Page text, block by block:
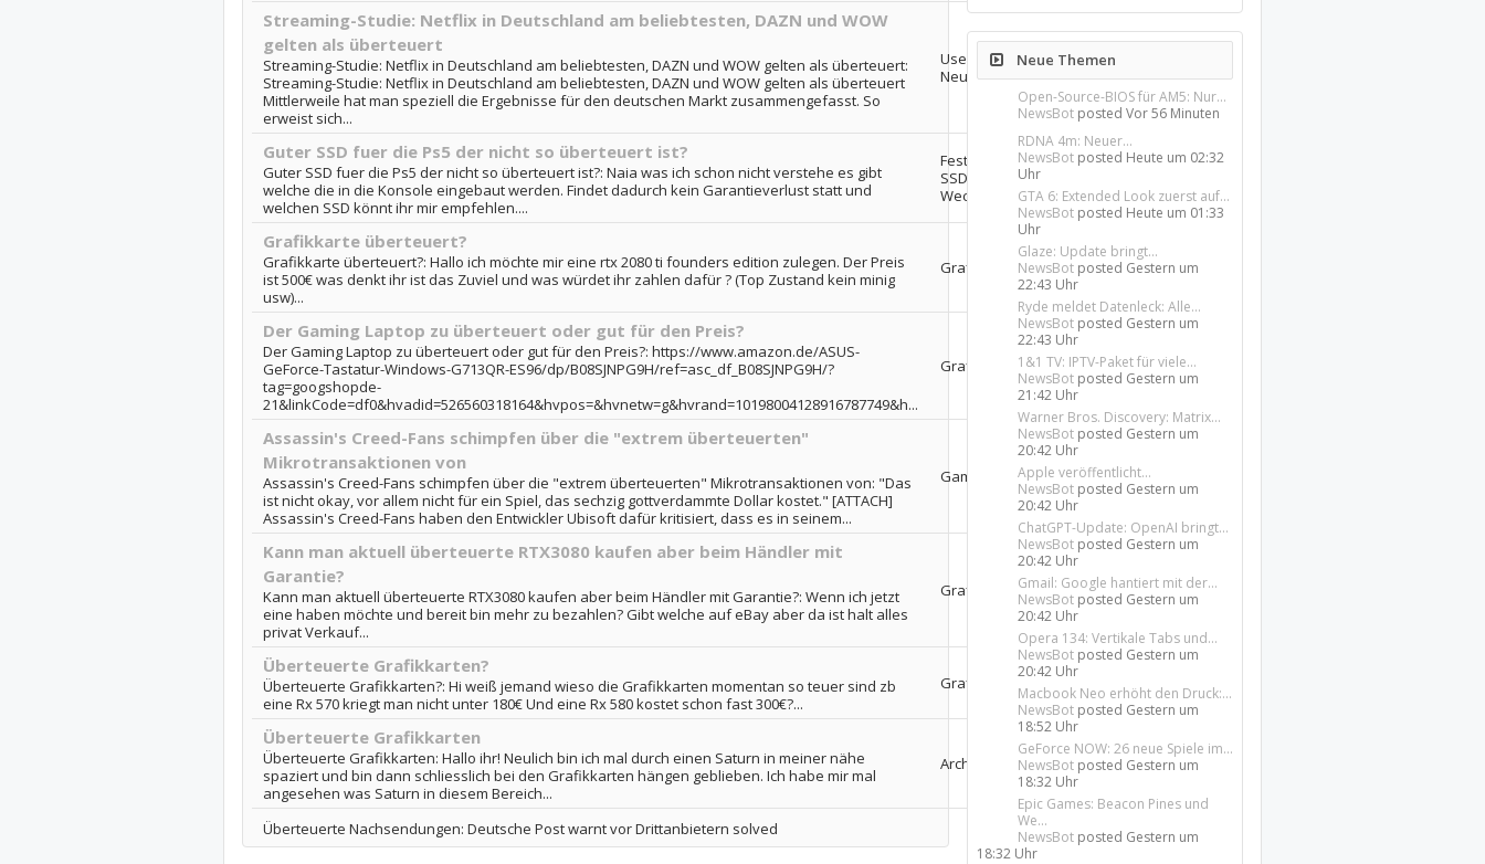
Streaming-Studie: Netflix in Deutschland am beliebtesten, DAZN und WOW
gelten als überteuert
Streaming-Studie: Netflix in Deutschland am beliebtesten, DAZN und WOW gelten als überteuert:
Streaming-Studie: Netflix in Deutschland am beliebtesten, DAZN und WOW gelten als überteuert
Mittlerweile hat man speziell die Ergebnisse für den deutschen Markt zusammengefasst. So
erweist sich...
User-
Neuigkeiten
9.
September
2023
Guter SSD fuer die Ps5 der nicht so überteuert ist?
Guter SSD fuer die Ps5 der nicht so überteuert ist?: Naia was ich schon nicht verstehe es gibt
welche die in die Konsole eingebaut werden. Findet dadurch kein Garantieverlust statt und
welchen SSD könnt ihr mir empfehlen....
Festplatten,
SSDs &
Wechselmedien
7. März
2023
Grafikkarte überteuert?
Grafikkarte überteuert?: Hallo ich möchte mir eine rtx 2080 ti founders edition zulegen. Der Preis
ist 500€ was denkt ihr ist das Zuviel und was würdet ihr zahlen dafür ? (Top Zustand kein minig
usw)...
Grafikkarten
22. April
2022
Der Gaming Laptop zu überteuert oder gut für den Preis?
Der Gaming Laptop zu überteuert oder gut für den Preis?: https://www.amazon.de/ASUS-
GeForce-Tastatur-Windows-G713QR-ES96/dp/B08SJNPG9H/ref=asc_df_B08SJNPG9H/?
tag=googshopde-
21&linkCode=df0&hvadid=526560318164&hvpos=&hvnetw=g&hvrand=10198004128916787749&h...
Grafikkarten
25. August
2021
Assassin's Creed-Fans schimpfen über die "extrem überteuerten"
Mikrotransaktionen von
Assassin's Creed-Fans schimpfen über die "extrem überteuerten" Mikrotransaktionen von: "Das
ist nicht okay, vor allem nicht für ein Spiel, das sechzig gottverdammte Dollar kostet." [ATTACH]
Assassin's Creed-Fans haben den Entwickler Ubisoft dafür kritisiert, dass es in seinem...
Games News
5. Februar
2021
Kann man aktuell überteuerte RTX3080 kaufen aber beim Händler mit
Garantie?
Kann man aktuell überteuerte RTX3080 kaufen aber beim Händler mit Garantie?: Wenn ich jetzt
eine haben möchte und bereit bin mehr zu bezahlen? Gibt welche auf eBay aber da ist halt alles
privat Verkauf...
Grafikkarten
24. Januar
2021
Überteuerte Grafikkarten?
Überteuerte Grafikkarten?: Hi weiß jemand wieso die Grafikkarten momentan so teuer sind zb
eine Rx 570 kriegt man nicht unter 180€ Und eine Rx 580 kostet schon fast 300€?...
Grafikkarten
5. Januar
2021
Überteuerte Grafikkarten
Überteuerte Grafikkarten: Hallo ihr! Neulich bin ich mal durch einen Saturn in meiner nähe
spaziert und bin dann schliesslich bei den Grafikkarten hängen geblieben. Ich habe mir mal
angesehen was Saturn in diesem Bereich...
Archiv
29. Juni
2009
Überteuerte Nachsendungen: Deutsche Post warnt vor Drittanbietern solved
Neue Themen
Open-Source-BIOS für AM5: Nur...
NewsBot postedVor 56 Minuten
RDNA 4m: Neuer...
NewsBot posted Heute um 02:32
Uhr
GTA 6: Extended Look zuerst auf...
NewsBot posted Heute um 01:33
Uhr
Glaze: Update bringt...
NewsBot posted Gestern um
22:43 Uhr
Ryde meldet Datenleck: Alle...
NewsBot posted Gestern um
22:43 Uhr
1&1 TV: IPTV-Paket für viele...
NewsBot posted Gestern um
21:42 Uhr
Warner Bros. Discovery: Matrix...
NewsBot posted Gestern um
20:42 Uhr
Apple veröffentlicht...
NewsBot posted Gestern um
20:42 Uhr
ChatGPT-Update: OpenAI bringt...
NewsBot posted Gestern um
20:42 Uhr
Gmail: Google hantiert mit der...
NewsBot posted Gestern um
20:42 Uhr
Opera 134: Vertikale Tabs und...
NewsBot posted Gestern um
20:42 Uhr
Macbook Neo erhöht den Druck:...
NewsBot posted Gestern um
18:52 Uhr
GeForce NOW: 26 neue Spiele im...
NewsBot posted Gestern um
18:32 Uhr
Epic Games: Beacon Pines und
We...
NewsBot posted Gestern um
18:32 Uhr